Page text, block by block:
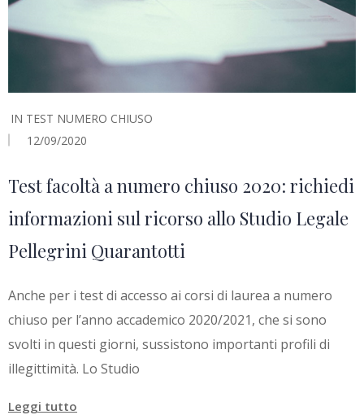
IN TEST NUMERO CHIUSO
12/09/2020
Test facoltà a numero chiuso 2020: richiedi
informazioni sul ricorso allo Studio Legale
Pellegrini Quarantotti
Anche per i test di accesso ai corsi di laurea a numero
chiuso per l’anno accademico 2020/2021, che si sono
svolti in questi giorni, sussistono importanti profili di
illegittimità. Lo Studio
Leggi tutto